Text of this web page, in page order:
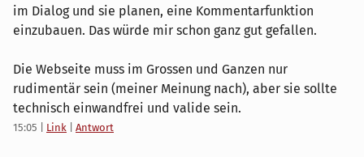
im Dialog und sie planen, eine Kommentarfunktion
einzubauen. Das würde mir schon ganz gut gefallen.
Die Webseite muss im Grossen und Ganzen nur
rudimentär sein (meiner Meinung nach), aber sie sollte
technisch einwandfrei und valide sein.
15:05 Link Antwort